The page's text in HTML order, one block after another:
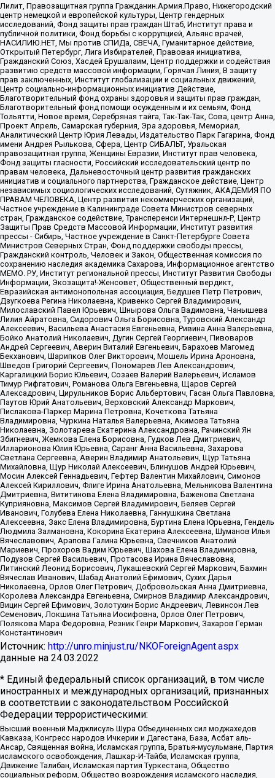
Лилит, Правозащитная группа Гражданин.Армия.Право, Нижегородский
центр немецкой и европейской культуры, Центр гендерных
исследований, Фонд защиты прав граждан Штаб, Институт права и
публичной политики, Фонд борьбы с коррупцией, Альянс врачей,
НАСИЛИЮ.НЕТ, Мы против СПИДа, СВЕЧА, Гуманитарное действие,
Открытый Петербург, Лига Избирателей, Правовая инициатива,
Гражданский Союз, Хасдей Ерушалаим, Центр поддержки и содействия
развитию средств массовой информации, Горячая Линия, В защиту
прав заключенных, Институт глобализации и социальных движений,
Центр социально-информационных инициатив Действие,
Благотворительный фонд охраны здоровья и защиты прав граждан,
Благотворительный фонд помощи осужденным и их семьям, Фонд
Тольятти, Новое время, Серебряная тайга, Так-Так-Так, Сова, центр Анна,
Проект Апрель, Самарская губерния, Эра здоровья, Мемориал,
Аналитический Центр Юрия Левады, Издательство Парк Гагарина, Фонд
имени Андрея Рылькова, Сфера, Центр СИБАЛЬТ, Уральская
правозащитная группа, Женщины Евразии, Институт прав человека,
Фонд защиты гласности, Российский исследовательский центр по
правам человека, Дальневосточный центр развития гражданских
инициатив и социального партнерства, Гражданское действие, Центр
независимых социологических исследований, Сутяжник, АКАДЕМИЯ ПО
ПРАВАМ ЧЕЛОВЕКА, Центр развития некоммерческих организаций,
Частное учреждение в Калининграде Совета Министров северных
стран, Гражданское содействие, Трансперенси Интернешнл-Р, Центр
Защиты Прав Средств Массовой Информации, Институт развития
прессы - Сибирь, Частное учреждение в Санкт-Петербурге Совета
Министров Северных Стран, Фонд поддержки свободы прессы,
Гражданский контроль, Человек и Закон, Общественная комиссия по
сохранению наследия академика Сахарова, Информационное агентство
МЕМО. РУ, Институт региональной прессы, Институт Развития Свободы
Информации, Экозащита!-Женсовет, Общественный вердикт,
Евразийская антимонопольная ассоциация, Бедушев Петр Петрович,
Дзугкоева Регина Николаевна, Кривенко Сергей Владимирович,
Милославский Павел Юрьевич, Шнырова Ольга Вадимовна, Чанышева
Лилия Айратовна, Сидорович Ольга Борисовна, Туровский Александр
Алексеевич, Васильева Анастасия Евгеньевна, Ривина Анна Валерьевна,
Бойко Анатолий Николаевич, Дугин Сергей Георгиевич, Пивоваров
Андрей Сергеевич, Аверин Виталий Евгеньевич, Барахоев Магомед
Бекханович, Шарипков Олег Викторович, Мошель Ирина Ароновна,
Шведов Григорий Сергеевич, Пономарев Лев Александрович,
Каргалицкий Борис Юльевич, Созаев Валерий Валерьевич, Исламов
Тимур Рифгатович, Романова Ольга Евгеньевна, Щаров Сергей
Алексадрович, Цирульников Борис Альбертович, Гасан Ольга Павловна,
Паутов Юрий Анатольевич, Верховский Александр Маркович,
Пислакова-Паркер Марина Петровна, Кочеткова Татьяна
Владимировна, Чуркина Наталья Валерьевна, Акимова Татьяна
Николаевна, Золотарева Екатерина Александровна, Рачинский Ян
Збигневич, Жемкова Елена Борисовна, Гудков Лев Дмитриевич,
Илларионова Юлия Юрьевна, Саранг Анна Васильевна, Захарова
Светлана Сергеевна, Аверин Владимир Анатольевич, Щур Татьяна
Михайловна, Щур Николай Алексеевич, Блинушов Андрей Юрьевич,
Мосин Алексей Геннадьевич, Гефтер Валентин Михайлович, Симонов
Алексей Кириллович, Флиге Ирина Анатольевна, Мельникова Валентина
Дмитриевна, Вититинова Елена Владимировна, Баженова Светлана
Куприяновна, Максимов Сергей Владимирович, Беляев Сергей
Иванович, Голубева Елена Николаевна, Ганнушкина Светлана
Алексеевна, Закс Елена Владимировна, Буртина Елена Юрьевна, Гендель
Людмила Залмановна, Кокорина Екатерина Алексеевна, Шуманов Илья
Вячеславович, Арапова Галина Юрьевна, Свечников Анатолий
Мариевич, Прохоров Вадим Юрьевич, Шахова Елена Владимировна,
Подузов Сергей Васильевич, Протасова Ирина Вячеславовна,
Литинский Леонид Борисович, Лукашевский Сергей Маркович, Бахмин
Вячеслав Иванович, Шабад Анатолий Ефимович, Сухих Дарья
Николаевна, Орлов Олег Петрович, Добровольская Анна Дмитриевна,
Королева Александра Евгеньевна, Смирнов Владимир Александрович,
Вицин Сергей Ефимович, Золотухин Борис Андреевич, Левинсон Лев
Семенович, Локшина Татьяна Иосифовна, Орлов Олег Петрович,
Полякова Мара Федоровна, Резник Генри Маркович, Захаров Герман
Константинович
Источник: http://unro.minjust.ru/NKOForeignAgent.aspx
данные на 24.03.2022
* Единый федеральный список организаций, в том числе
иностранных и международных организаций, признанных
в соответствии с законодательством Российской
Федерации террористическими:
Высший военный Маджлисуль Шура Объединенных сил моджахедов
Кавказа, Конгресс народов Ичкерии и Дагестана, База, Асбат аль-
Ансар, Священная война, Исламская группа, Братья-мусульмане, Партия
исламского освобождения, Лашкар-И-Тайба, Исламская группа,
Движение Талибан, Исламская партия Туркестана, Общество
социальных реформ, Общество возрождения исламского наследия,